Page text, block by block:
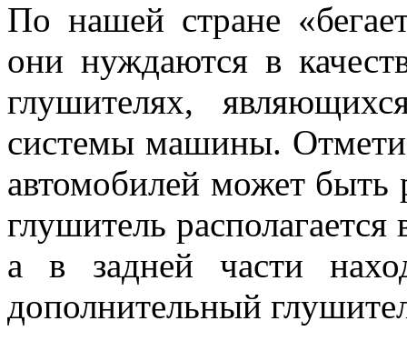
По нашей стране
они нуждаются в
глушителях,
системы машины.
автомобилей может быть
глушитель
а в задней части
дополнительный